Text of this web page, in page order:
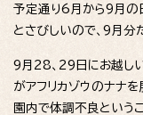
予定通り6月から9月の
とさびしいので、9月分
9月28、29日にお越し
がアフリカゾウのナナを
園内で体調不良という